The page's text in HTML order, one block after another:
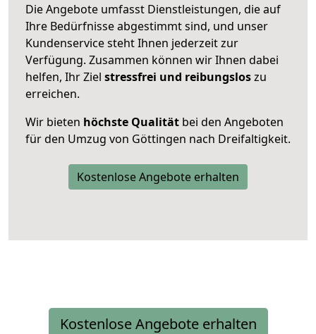
Die Angebote umfasst Dienstleistungen, die auf
Ihre Bedürfnisse abgestimmt sind, und unser
Kundenservice steht Ihnen jederzeit zur
Verfügung. Zusammen können wir Ihnen dabei
helfen, Ihr Ziel stressfrei und reibungsloszu
erreichen.
Wir bieten höchste Qualität bei den Angeboten
für den Umzug von Göttingen nach Dreifaltigkeit.
Kostenlose Angebote erhalten
Kostenlose Angebote erhalten